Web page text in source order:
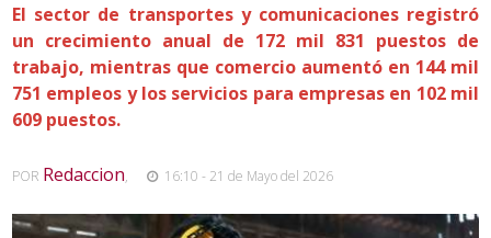
El sector de transportes y comunicaciones registró
un crecimiento anual de 172 mil 831 puestos de
trabajo, mientras que comercio aumentó en 144 mil
751 empleos y los servicios para empresas en 102 mil
609 puestos.
POR Redaccion, 16:10 - 21 de Mayo del 2026